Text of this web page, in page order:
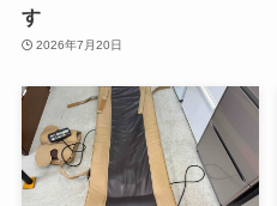
す
2026年7月20日